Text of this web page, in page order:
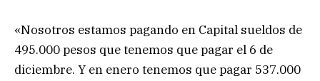
«Nosotros estamos pagando en Capital sueldos de
495.000 pesos que tenemos que pagar el 6 de
diciembre. Y en enero tenemos que pagar 537.000